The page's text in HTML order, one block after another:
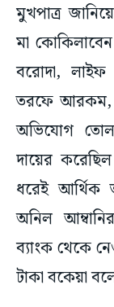
মুখপাত্র
মা
বরোদা, লাইফ
তরফে আরকম,
অভিযোগ
দায়ের
ধরেই আর্থিক
অনিল
ব্যাংক থেকে
টাকা বকেয়া